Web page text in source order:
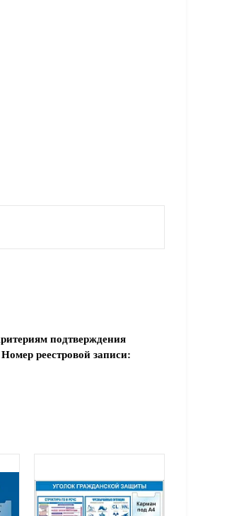
подтверждения
реестровой записи: